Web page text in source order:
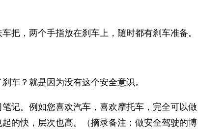
把，两个手指放在刹车上，随时都有刹车准备。
车？就是因为没有这个安全意识。
记。例如您喜欢汽车，喜欢摩托车，完全可以做
的快，层次也高。（摘录备注：做安全驾驶的博